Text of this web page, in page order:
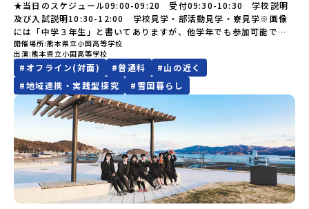
教育事業や地域活性モデルをつくり続けています。名 称：一般財
団法人地域・教育魅力化プラットフォーム設 立：2017年3月代表
者：岩本 悠所在地：〒690-0842 島根県松江市東本町二丁目25-6
みらいBASE2階 その他所在地公式HP：http://c-platform.or.jp/
お問い合わせ先担当：小川・小原E-mail：info@miratabi.jp「お
ためし地域留学体験」のプログラム開催情報を公式LINEにて配信
中！ぜひご登録ください♪地域みらい留学公式LINE
い場合は、当選を取り消しとさせていただきます。当選取り消しが
あった場合は、繰り上げ当選者へご連絡させていただきます。登録
メールアドレスの変更をご希望の場合は下記の地域みらい留学公式
LINEよりご連絡をお願いします。※受信制限設定をしていると、通
知メールをお受け取りいただけません。その場合は、
「@miratabi.jp」からのメールを受信できるよう設定をお願いいた
します。※結果に関する個別のお問合せにはお答えしておりません
ので、ご了承ください。・お申し込みについてお申込はお一人様1回
限りです。PC・スマートフォンからお申込ください。申込後の内容
変更はできません。お申込時は、メールアドレスの入力間違いにご
注意ください。・宿泊について１室に複数(同性2～4名程度)で宿泊
いただく予定です。・食事アレルギー対応について個別の詳細なア
レルギー対応希望にはお応えしかねる場合がございます。対応が必
要な場合は必ず事前にご相談ください。・参加取消や急遽参加でき
なくなった場合について参加決定後の参加お取り消しはご遠慮下さ
い。やむを得ないお取り消しの場合はお早めに事務局までご連絡く
けど大丈夫？」「どんな体験ができるの？」そんな保護者様の不安
や、中学生のみなさんの素朴な疑問にスタッフが直接お答えしま
す。チャットでの質問も可能ですので、ぜひご自宅からリラックス
してご参加ください。▼お申し込み前に必ずご確認ください・参加
規約への同意プログラムへの参加申し込みいただく前に、「お申し
込みに関する各規約」への同意が必須となります。ご確認くださ
い。・抽選による参加者決定についてお申込みいただいた方の中か
ら抽選の上、締め切り日から1週間を目途に、お申し込み時に記入い
ただいたメールアドレス宛に「当選／落選メール」をお送りいたし
ます。当選者は、メールに記載された「当選確認フォーム」に3日以
内に回答いただき、確認フォームの提出をもって参加確定とさせて
いただきます。当選確認フォームの期日までにご回答いただけない
場合は、当選を取り消しとさせていただきます。当選取り消しがあ
った場合は、繰り上げ当選者へご連絡させていただきます。登録メ
ールアドレスの変更をご希望の場合は下記の地域みらい留学公式
LINEよりご連絡をお願いします。※受信制限設定をしていると、通
🎵体験のおすすめポイント体験プログラム内容（予定）＜1日目＞
（PM）「オリエンテーション」「地熱染色・発電所見学」 -八幡
平市の自然を知る -地球のチカラを使ったアートづくり「ペンショ
ンで夕食」「1日目の振り返り」「星空観察」※希望者＜2日目＞
（AM）「平舘（たいらだて）高校見学」 -高校生活をイメージし
よう「郷土料理・BBQ」 -高校生・地元の方と交流を深める
（PM）「“八幡平市”体感ワークショップ」 -あけびづるで表札づく
なで振り返り対話＜3日目＞（AM）「大更駅複合施設の見学」「振
り返りワークショップ」 -個人での振り返り -グループでの振り
返り「お土産・昼食」（PM） 解散 ※天候の状況や参加人数によっ
てプログラムを変更する場合がございます。参加概要【開催場所】
岩手県八幡平市【実施日程】8月3日（月）〜8月5日（水）※参加が
確定した方には7月9日(木) 18:30～20：00に 「参加者向け事前オ
ンラインセッション」をご案内する予定です。【集合場所・時間】
しりとう）、西には世界遺産に認定されている秘境・知床半島（し
れとこはんとう）、鶴や白鳥など珍しい野鳥の宝庫である野付半島
（のつけはんとう）をながめることができ、ミルクの里の牧草地が
広がる牛の酪農（らくのう）もさかんで、海と緑と川の自然と生き
物が豊かな町です！標津町はさらに「鮭（さけ）の聖地」としても
有名。江戸時代には将軍家にも贈られたほどで、今では「日本遺
産」に登録されています。一万年前から続く伝統的な「鮭」の産業
とともに人々の豊かな暮らしがあります。一万年前の縄文時代か
ら、人々の間で大切に守り受け継がれ、厳しい大自然と向き合い、
山・海・川がもたらす恵みに深く感謝しながら生きていく姿勢は今
も息づく「命の循環」です。日本遺産にも認定されている「サケ」
の伝統産業や、雄大な知床の裾野で命を育む酪農の歴史など、自然
の営みの一部として共生してきた風土が存在します。標津高校で
は、地域と連携して「食」を考える「フードデザイン」の授業がお
すすめの一つです。生徒たちが地元の素材を活かしたメニュー開発
を行い、町内の学校給食に「標高給食DAY」としてオリジナル給食
★当日のスケジュール09:00-09:20 受付09:30-10:30 学校説明
及び入試説明10:30-12:00 学校見学・部活動見学・寮見学※画像
には「中学３年生」と書いてありますが、他学年でも参加可能で
す！
開催場所 熊本県立小国高等学校
出演 熊本県立小国高等学校
#オフライン(対面) #普通科 #山の近く
#地域連携・実践型探究 #雪国暮らし